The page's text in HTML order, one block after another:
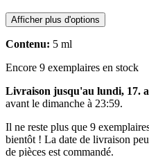
Afficher plus d'options
Contenu: 5 ml
Encore 9 exemplaires en stock
Livraison jusqu'au lundi, 17.
avant le dimanche à 23:59.
Il ne reste plus que 9
bientôt ! La date de livraison
de pièces est commandé.